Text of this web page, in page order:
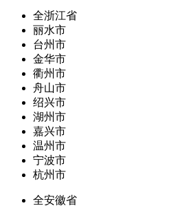
全浙江省
丽水市
台州市
金华市
衢州市
舟山市
绍兴市
湖州市
嘉兴市
温州市
宁波市
杭州市
全安徽省